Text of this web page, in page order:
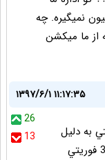
با همین سابقه کمتر از 7میلیون نمیگیره. چه
از ما میکشن
۱۳۹۷/۶/۱ ۱۱:۱۷:۳۵
26
13
به دليل
کاهش 100 درصدي ريال.....مجلس طرح 3 فوريتي